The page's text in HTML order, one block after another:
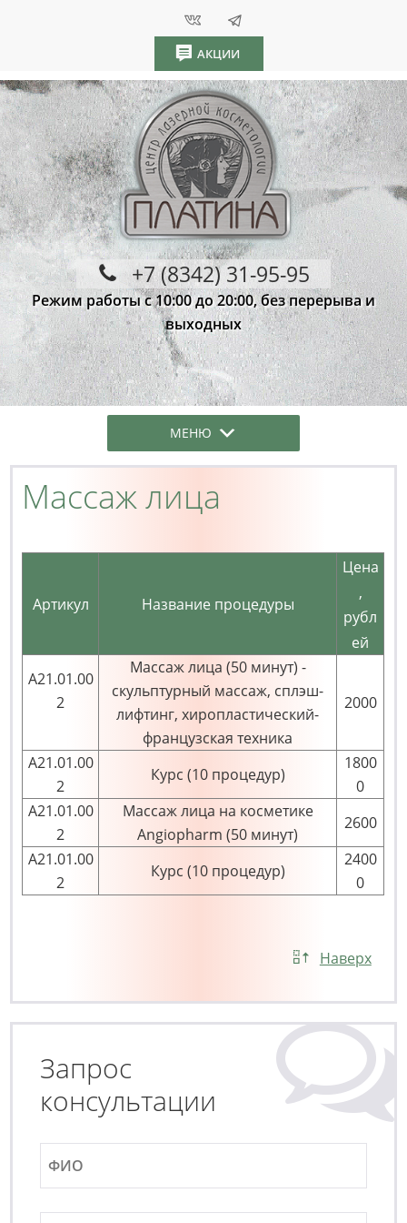
АКЦИИ
+7 (8342) 31-95-95
Режим работы с 10:00 до 20:00, без перерыва и
выходных
МЕНЮ
Массаж лица
Артикул Название процедуры
Цена
,
рубл
ей
А21.01.00
2
Массаж лица (50 минут) -
скульптурный массаж, сплэш-
лифтинг, хиропластический-
французская техника
2000
А21.01.00
2
Курс (10 процедур)
1800
0
А21.01.00
2
Массаж лица на косметике
Angiopharm (50 минут)
2600
А21.01.00
2
Курс (10 процедур)
2400
0
Наверх
Запрос
консультации
Ф
И
E